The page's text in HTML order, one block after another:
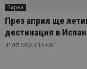
Варна
През април ще
дестинация в
31/01/2023 15:08